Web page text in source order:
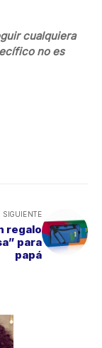
cualquiera
no es
SIGUIENTE
regalo
para
papá